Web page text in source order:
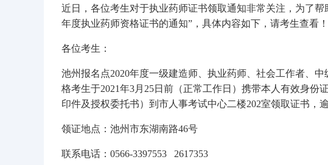
近日，各位考生对于执业药师证书领取通知非常关注，为了
年度执业药师资格证书的通知”，具体内容如下，请考生查看！
各位考生：
池州报名点2020年度一级建造师、执业药师、社会工作者、
格考生于2021年3月25日前（正常工作日）携带本人有效身份
印件及授权委托书）到市人事考试中心二楼202室领取证书，
领证地点：池州市东湖南路46号
联系电话：0566-3397553 2617353